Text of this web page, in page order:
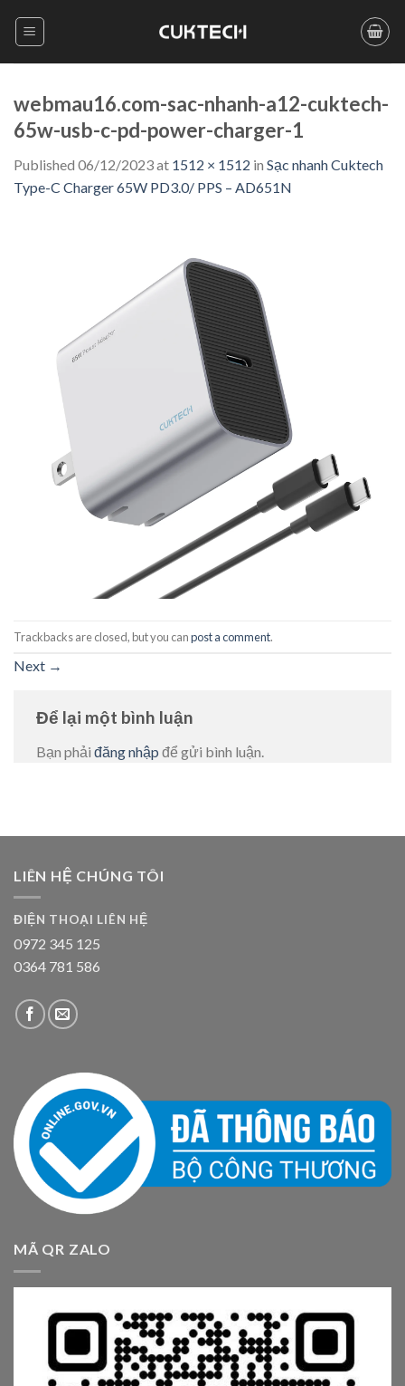
webmau16.com-sac-nhanh-a12-cuktech-
65w-usb-c-pd-power-charger-1
Published 06/12/2023at 1512 × 1512 in Sạc nhanh Cuktech
Type-C Charger 65W PD3.0/ PPS – AD651N
Trackbacks are closed, but you canpost a comment.
Next →
Để lại một bình luận
Bạn phải đăng nhập để gửi bình luận.
LIÊN HỆ CHÚNG TÔI
ĐIỆN THOẠI LIÊN HỆ
0972 345 125
0364 781 586
MÃ QR ZALO